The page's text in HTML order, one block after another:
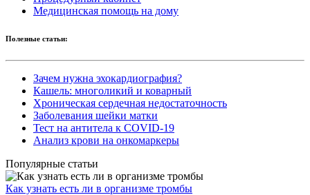
Медицинская помощь на дому
Полезные статьи:
Зачем нужна эхокардиография?
Кашель: многоликий и коварный
Хроническая сердечная недостаточность
Заболевания шейки матки
Тест на антитела к COVID-19
Анализ крови на онкомаркеры
Популярные статьи
Как узнать есть ли в организме тромбы